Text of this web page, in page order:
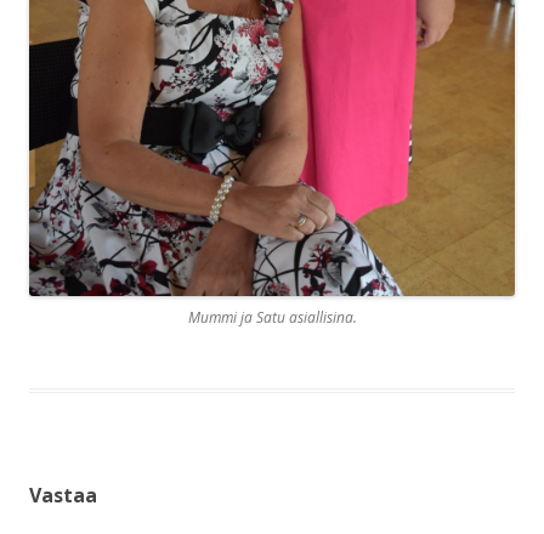
Mummi ja Satu asiallisina.
Vastaa